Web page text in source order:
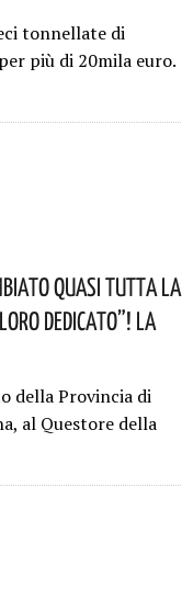
tonnellate di
più di 20mila euro.
Quasi Tutta La
Dedicato”! La
della Provincia di
al Questore della